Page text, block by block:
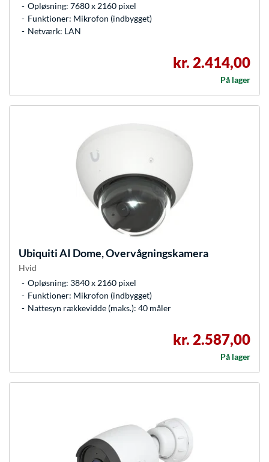
Opløsning: 7680 x 2160 pixel
Funktioner: Mikrofon (indbygget)
Netværk: LAN
kr. 2.414,00
På lager
UbiquitiAI Dome, Overvågningskamera
Hvid
Opløsning: 3840 x 2160 pixel
Funktioner: Mikrofon (indbygget)
Nattesyn rækkevidde (maks.): 40 måler
kr. 2.587,00
På lager